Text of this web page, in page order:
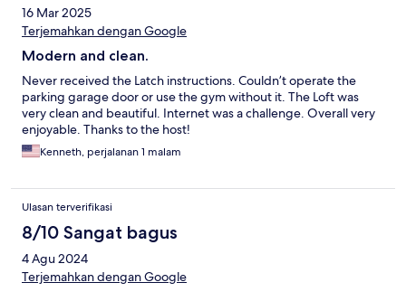
16 Mar 2025
Terjemahkan dengan Google
Modern and clean.
Never received the Latch instructions. Couldn’t operate the
parking garage door or use the gym without it. The Loft was
very clean and beautiful. Internet was a challenge. Overall very
enjoyable. Thanks to the host!
Kenneth, perjalanan 1 malam
Ulasan terverifikasi
8/10 Sangat bagus
4 Agu 2024
Terjemahkan dengan Google